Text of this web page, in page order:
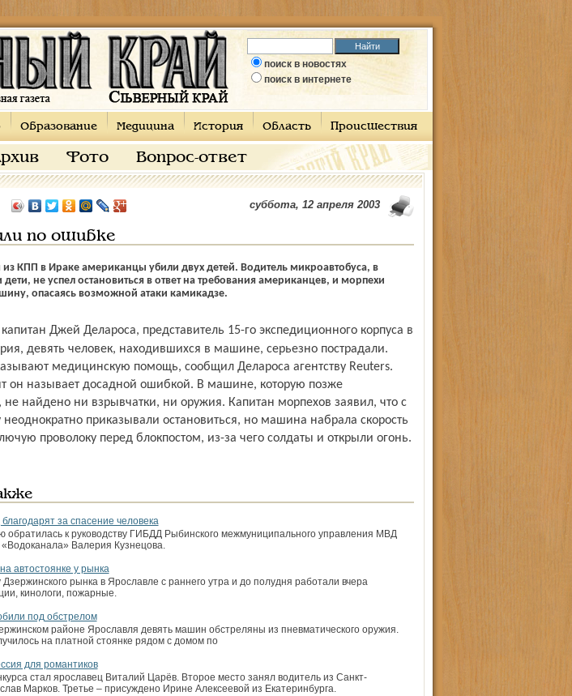
поиск в новостях
поиск в интернете
Образование Медицина История Область Происшествия
Фото Вопрос-ответ
суббота, 12 апреля 2003
по ошибке
КПП в Ираке американцы убили двух детей. Водитель микроавтобуса, в
не успел остановиться в ответ на требования американцев, и морпехи
опасаясь возможной атаки камикадзе.
девять человек, находившихся в машине, серьезно пострадали.
медицинскую помощь, сообщил Делароса агентству Reuters.
он называет досадной ошибкой. В машине, которую позже
не найдено ни взрывчатки, ни оружия. Капитан морпехов заявил, что с
неоднократно приказывали остановиться, но машина набрала скорость
проволоку перед блокпостом, из-за чего солдаты и открыли огонь.
за спасение человека
обратилась к руководству ГИБДД Рыбинского межмуниципального управления МВД
Валерия Кузнецова.
автостоянке у рынка
Дзержинского рынка в Ярославле с раннего утра и до полудня работали вчера
кинологи, пожарные.
под обстрелом
районе Ярославля девять машин обстреляны из пневматического оружия.
на платной стоянке рядом с домом по
для романтиков
стал ярославец Виталий Царёв. Второе место занял водитель из Санкт-
Марков. Третье – присуждено Ирине Алексеевой из Екатеринбурга.